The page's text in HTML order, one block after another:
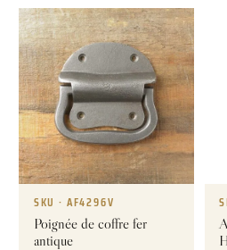
SKU · AF4296V
Poignée de coffre fer
antique